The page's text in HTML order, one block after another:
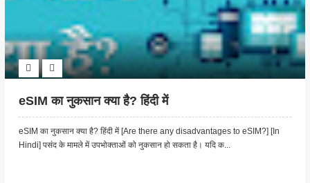
eSIM का नुकसान क्या है? हिंदी में
eSIM का नुकसान क्या है? हिंदी में [Are there any disadvantages to eSIM?] [In
Hindi] पसंद के मामले में उपभोक्ताओं को नुकसान हो सकता है। यदि क...